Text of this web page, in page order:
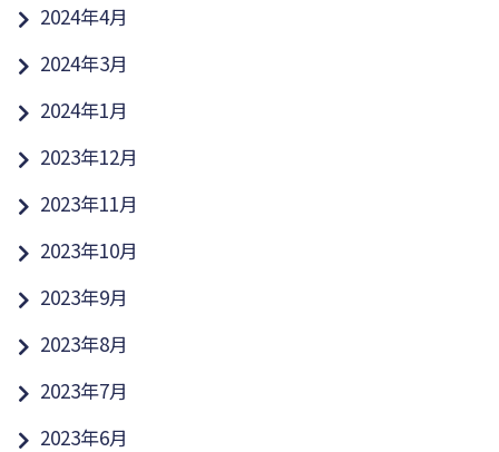
2024年4月
2024年3月
2024年1月
2023年12月
2023年11月
2023年10月
2023年9月
2023年8月
2023年7月
2023年6月